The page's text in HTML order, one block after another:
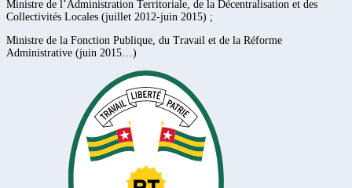
Ministre de l’Administration Territoriale, de la Décentralisation et des
Collectivités Locales (juillet 2012-juin 2015) ;
Ministre de la Fonction Publique, du Travail et de la Réforme
Administrative (juin 2015…)